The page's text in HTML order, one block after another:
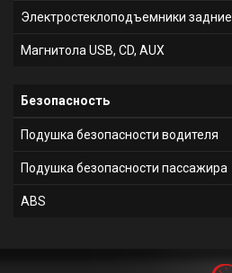
Электростеклоподъемники задние
Магнитола USB, CD, AUX
Безопасность
Подушка безопасности водителя
Подушка безопасности пассажира
ABS